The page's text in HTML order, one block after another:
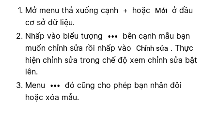
Mở menu thả xuống cạnh + hoặc Mới ở đầu
cơ sở dữ liệu.
Nhấp vào biểu tượng
•••
bên cạnh mẫu bạn
muốn chỉnh sửa rồi nhấp vào
Chỉnh sửa . Thực
hiện chỉnh sửa trong chế độ xem chỉnh sửa bật
lên.
Menu
•••
đó cũng cho phép bạn nhân đôi
hoặc xóa mẫu.